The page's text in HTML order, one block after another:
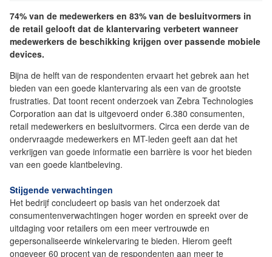
74% van de medewerkers en 83% van de besluitvormers in
de retail gelooft dat de klantervaring verbetert wanneer
medewerkers de beschikking krijgen over passende mobiele
devices.
Bijna de helft van de respondenten ervaart het gebrek aan het
bieden van een goede klantervaring als een van de grootste
frustraties. Dat toont recent onderzoek van Zebra Technologies
Corporation aan dat is uitgevoerd onder 6.380 consumenten,
retail medewerkers en besluitvormers. Circa een derde van de
ondervraagde medewerkers en MT-leden geeft aan dat het
verkrijgen van goede informatie een barrière is voor het bieden
van een goede klantbeleving.
Stijgende verwachtingen
Het bedrijf concludeert op basis van het onderzoek dat
consumentenverwachtingen hoger worden en spreekt over de
uitdaging voor retailers om een meer vertrouwde en
gepersonaliseerde winkelervaring te bieden. Hierom geeft
ongeveer 60 procent van de respondenten aan meer te